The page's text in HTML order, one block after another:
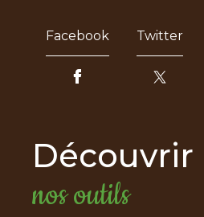
Facebook Twitter
découvrir
nos outils